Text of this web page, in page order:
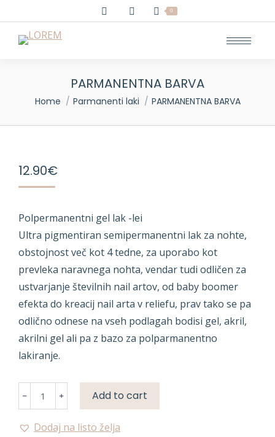
0
PARMANENTNA BARVA
You are here:
Home Parmanenti laki PARMANENTNA BARVA
12.90€
Polpermanentni gel lak -lei
Ultra pigmentiran semipermanentni lak za nohte,
obstojnost več kot 4 tedne, za uporabo kot
prevleka naravnega nohta, vendar tudi odličen za
ustvarjanje številnih nail artov, od baby boomer
efekta do kreacij nail arta v reliefu, prav tako se pa
odlično odnese na vseh podlagah bodisi gel, akril,
akrilni gel ali pa z bazo za polparmanentno
lakiranje.
PARMANENTNA
BARVA
quantity
Add to cart
Dodaj na listo želja